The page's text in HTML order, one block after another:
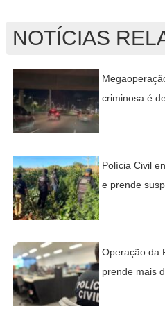
NOTÍCIAS
criminosa é
Polícia Civil
e prende
Operação da
prende mais